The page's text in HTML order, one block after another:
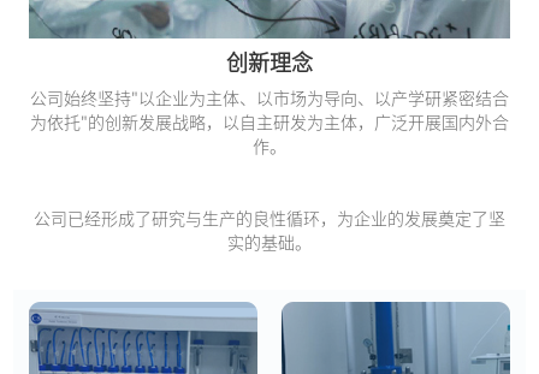
创新理念
公司始终坚持"以企业为主体、以市场为导向、以产学研紧密结合
为依托"的创新发展战略，以自主研发为主体，广泛开展国内外合
作。
公司已经形成了研究与生产的良性循环，为企业的发展奠定了坚
实的基础。